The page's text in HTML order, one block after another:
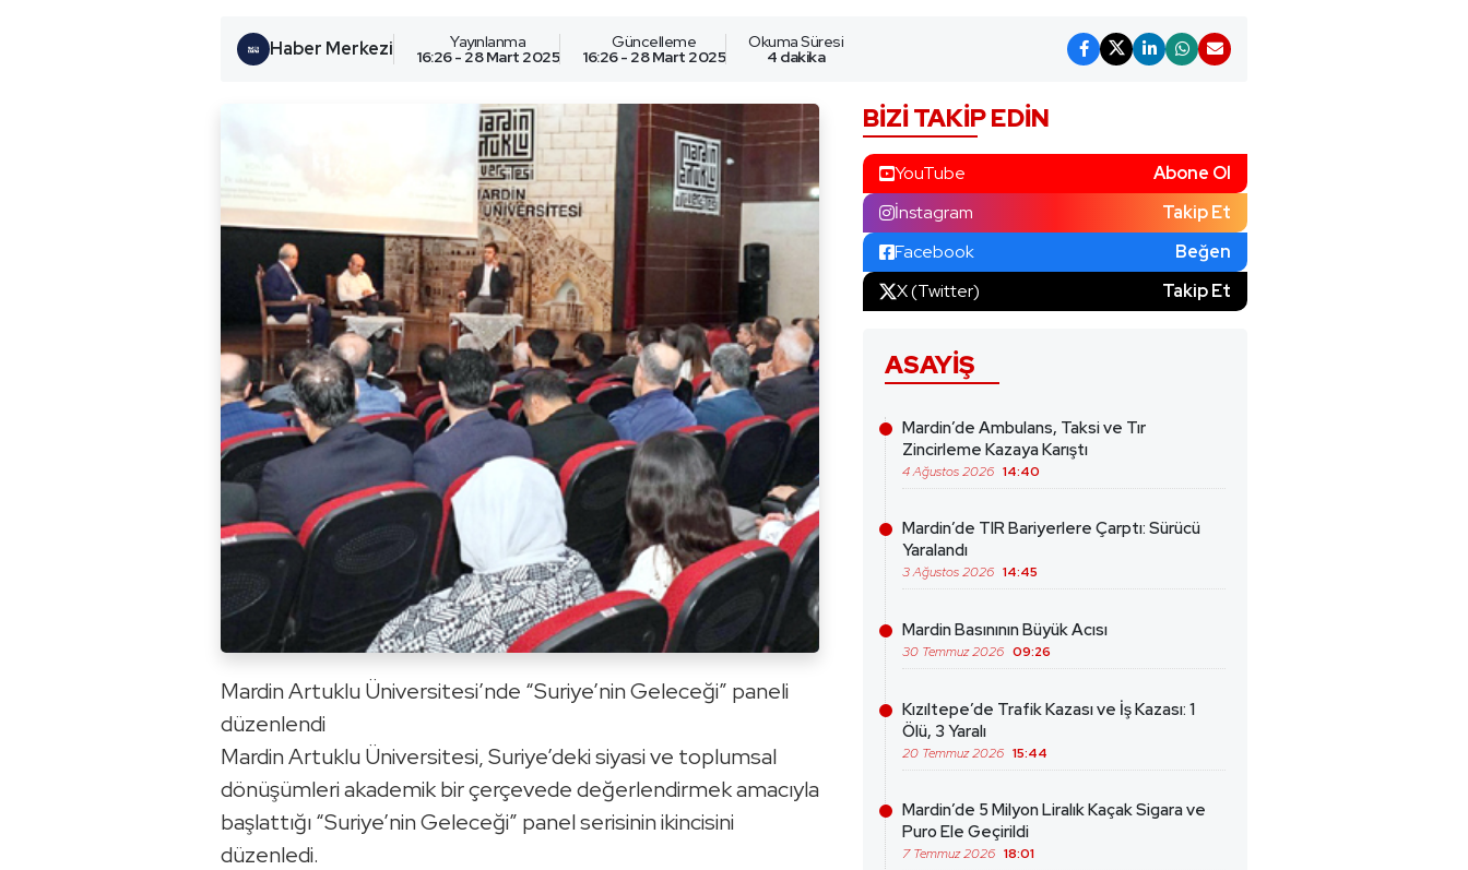
Haber Merkezi Yayınlanma
16:26 - 28 Mart 2025
Güncelleme
16:26 - 28 Mart 2025
Okuma Süresi
4 dakika
Mardin Artuklu Üniversitesi’nde “Suriye’nin Geleceği” paneli
düzenlendi
Mardin Artuklu Üniversitesi, Suriye’deki siyasi ve toplumsal
dönüşümleri akademik bir çerçevede değerlendirmek amacıyla
başlattığı “Suriye’nin Geleceği” panel serisinin ikincisini
düzenledi.
BIZI TAKIP EDIN
YouTube
Abone Ol
İnstagram
Takip Et
Facebook
Beğen
X (Twitter)
Takip Et
ASAYIŞ
Mardin’de Ambulans, Taksi ve Tır
Zincirleme Kazaya Karıştı
4 Ağustos 2026 14:40
Mardin’de TIR Bariyerlere Çarptı: Sürücü
Yaralandı
3 Ağustos 2026 14:45
Mardin Basınının Büyük Acısı
30 Temmuz 2026 09:26
Kızıltepe’de Trafik Kazası ve İş Kazası: 1
Ölü, 3 Yaralı
20 Temmuz 2026 15:44
Mardin’de 5 Milyon Liralık Kaçak Sigara ve
Puro Ele Geçirildi
7 Temmuz 2026 18:01